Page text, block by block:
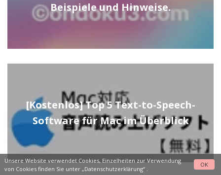
Beispiele und Hinweise.
[Kostenlos] Top 5 Text-to-Speech-
Software für Mac im Überblick
Unsere Website verwendet Cookies, Einzelheiten zur Verwendung
von Cookies finden Sie unter „Datenschutzerklärung“.
OK